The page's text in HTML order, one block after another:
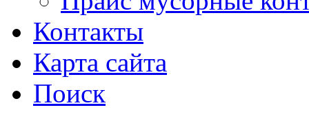
Контакты
Карта сайта
Поиск